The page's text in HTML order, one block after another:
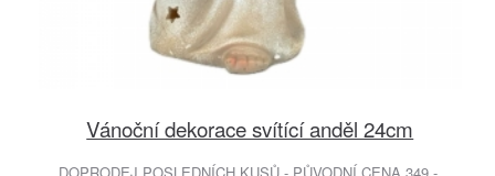
Vánoční dekorace svítící anděl 24cm